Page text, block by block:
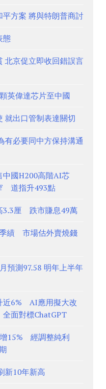
方案 將與特朗普商討
態
北京促立即收回錯誤言
英偉達芯片至中國
就出口管制表達關切
有必要同中方保持溝通
中國H200高階AI芯
道指升493點
3.3厘 跌市賺息49萬
績 市場估外賣燒錢
預測97.58 明年上半年
近6% AI應用擬大改
面對標ChatGPT
15% 經調整純利
新10年新高